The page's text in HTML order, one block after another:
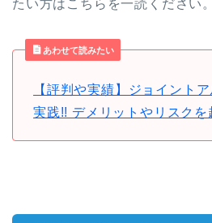
たい方はこちらを一読ください。
あわせて読みたい
【評判や実績】ジョイント
実践!! デメリットやリスクを